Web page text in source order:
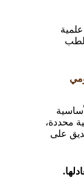
محددة،
على